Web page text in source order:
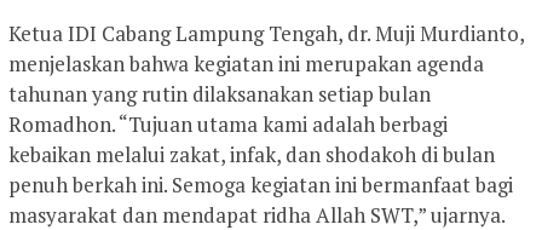
Ketua IDI Cabang Lampung Tengah, dr. Muji Murdianto,
menjelaskan bahwa kegiatan ini merupakan agenda
tahunan yang rutin dilaksanakan setiap bulan
Romadhon. “Tujuan utama kami adalah berbagi
kebaikan melalui zakat, infak, dan shodakoh di bulan
penuh berkah ini. Semoga kegiatan ini bermanfaat bagi
masyarakat dan mendapat ridha Allah SWT,” ujarnya.